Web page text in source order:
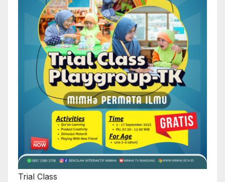
Trial Class